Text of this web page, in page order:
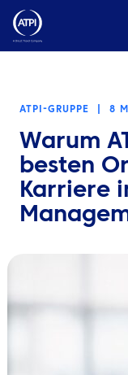
Ressourcen
Über uns
ATPI-GRUPPE 8
Warum
besten
Karriere